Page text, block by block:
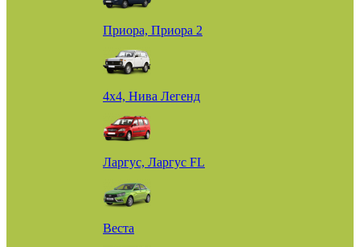
Приора, Приора 2
4х4, Нива Легенд
Ларгус, Ларгус FL
Веста